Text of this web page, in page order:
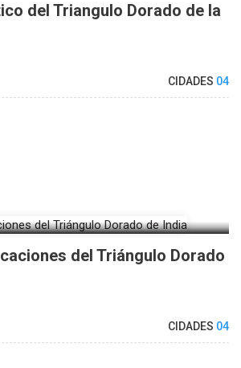
del Triangulo Dorado de la
CIDADES 04
del Triángulo Dorado
CIDADES 04